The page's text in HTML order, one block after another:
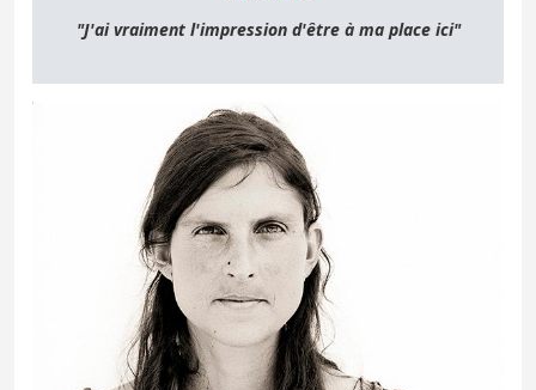
"J'ai vraiment l'impression d'être à ma place ici"